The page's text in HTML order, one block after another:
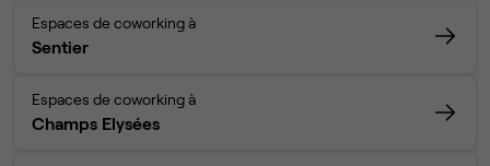
Espaces de coworking à
Sentier
Espaces de coworking à
Champs Elysées